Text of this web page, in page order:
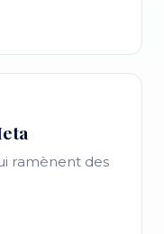
ramènent des